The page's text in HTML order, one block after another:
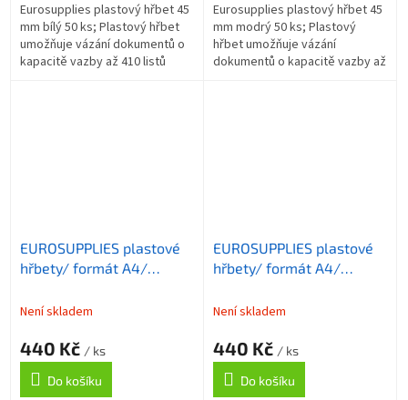
Eurosupplies plastový hřbet 45
mm bílý 50 ks; Plastový hřbet
umožňuje vázání dokumentů o
kapacitě vazby až 410 listů
Eurosupplies plastový hřbet 45
mm modrý 50 ks; Plastový
hřbet umožňuje vázání
dokumentů o kapacitě vazby až
EUROSUPPLIES plastové
hřbety/ formát A4/
Není skladem
440 Kč / ks
Do košíku
EUROSUPPLIES plastové
hřbety/ formát A4/
Není skladem
440 Kč / ks
Do košíku